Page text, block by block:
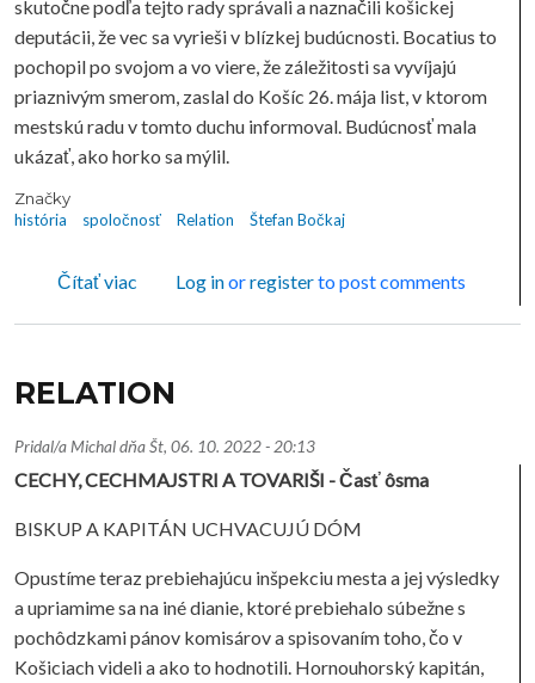
skutočne podľa tejto rady správali a naznačili košickej
deputácii, že vec sa vyrieši v blízkej budúcnosti. Bocatius to
pochopil po svojom a vo viere, že záležitosti sa vyvíjajú
priaznivým smerom, zaslal do Košíc 26. mája list, v ktorom
mestskú radu v tomto duchu informoval. Budúcnosť mala
ukázať, ako horko sa mýlil.
Značky
história
spoločnosť Relation Štefan Bočkaj
Čítať viaco RELATION
Log inorregisterto post comments
RELATION
Pridal/a MichaldňaŠt, 06. 10. 2022 - 20:13
CECHY, CECHMAJSTRI A TOVARIŠI - Časť ôsma
BISKUP A KAPITÁN UCHVACUJÚ DÓM
Opustíme teraz prebiehajúcu inšpekciu mesta a jej výsledky
a upriamime sa na iné dianie, ktoré prebiehalo súbežne s
pochôdzkami pánov komisárov a spisovaním toho, čo v
Košiciach videli a ako to hodnotili. Hornouhorský kapitán,